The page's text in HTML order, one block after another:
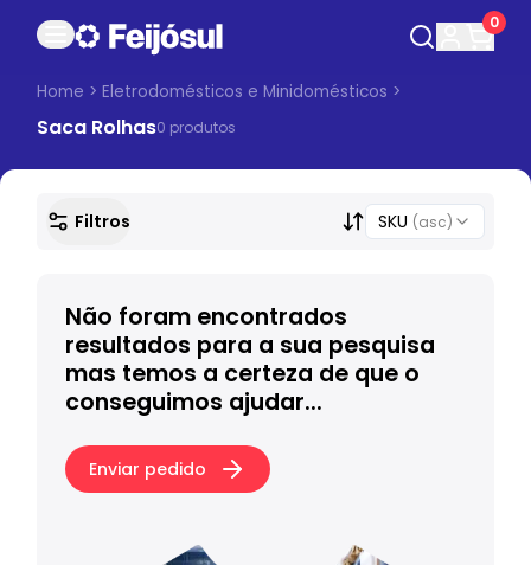
0
Home >Eletrodomésticos e Minidomésticos >
Saca Rolhas0 produtos
Filtros SKU (asc)
Não foram encontrados
resultados para a sua pesquisa
mas temos a certeza de que o
conseguimos ajudar...
Enviar pedido